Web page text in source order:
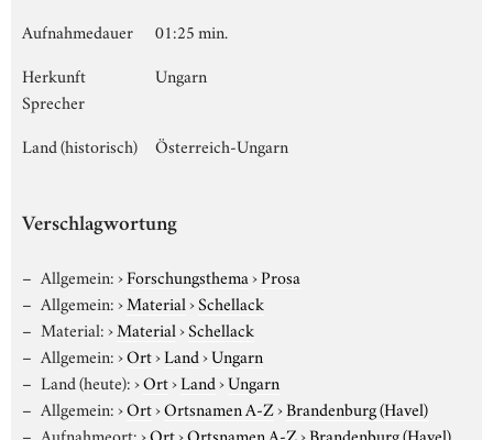
Aufnahmedauer
01:25 min.
Herkunft
Sprecher
Ungarn
Land (historisch) Österreich-Ungarn
Verschlagwortung
Allgemein:›Forschungsthema›Prosa
Allgemein:›Material›Schellack
Material:›Material›Schellack
Allgemein:›Ort›Land›Ungarn
Land (heute):›Ort›Land›Ungarn
Allgemein:›Ort›Ortsnamen A-Z›Brandenburg (Havel)
Aufnahmeort:›Ort›Ortsnamen A-Z›Brandenburg (Havel)